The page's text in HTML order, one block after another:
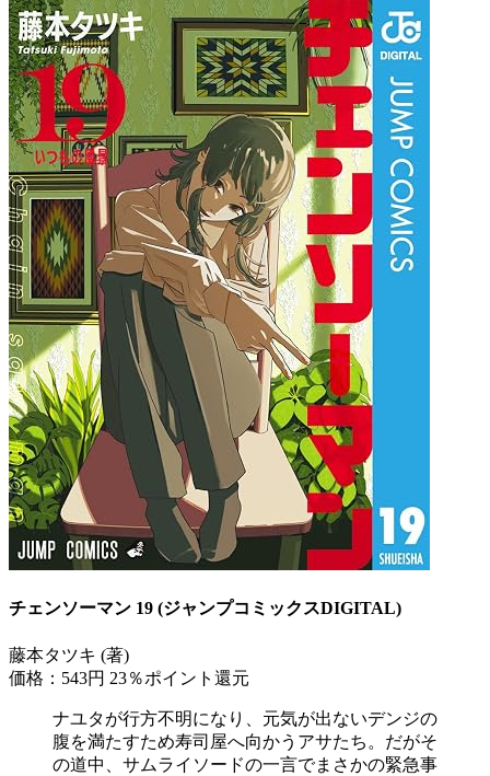
チェンソーマン 19 (ジャンプコミックスDIGITAL)
藤本タツキ (著)
価格：543円 23％ポイント還元
ナユタが行方不明になり、元気が出ないデンジの
腹を満たすため寿司屋へ向かうアサたち。だがそ
の道中、サムライソードの一言でまさかの緊急事